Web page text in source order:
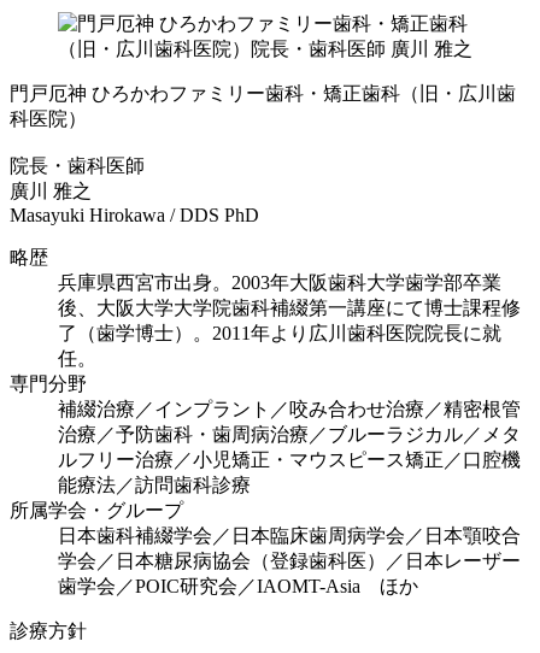
門戸厄神 ひろかわファミリー歯科・矯正歯科（旧・広川歯
科医院）
院長・歯科医師
廣川 雅之
Masayuki Hirokawa / DDS PhD
略歴
兵庫県西宮市出身。2003年大阪歯科大学歯学部卒業
後、大阪大学大学院歯科補綴第一講座にて博士課程修
了（歯学博士）。2011年より広川歯科医院院長に就
任。
専門分野
補綴治療／インプラント／咬み合わせ治療／精密根管
治療／予防歯科・歯周病治療／ブルーラジカル／メタ
ルフリー治療／小児矯正・マウスピース矯正／口腔機
能療法／訪問歯科診療
所属学会・グループ
日本歯科補綴学会／日本臨床歯周病学会／日本顎咬合
学会／日本糖尿病協会（登録歯科医）／日本レーザー
歯学会／POIC研究会／IAOMT-Asia ほか
診療方針